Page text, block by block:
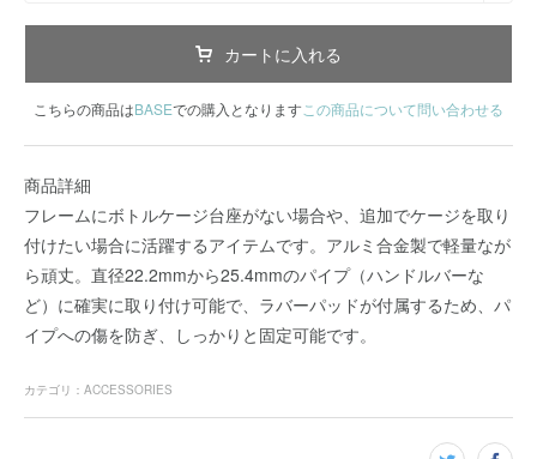
カートに入れる
こちらの商品はBASEでの購入となりますこの商品について問い合わせる
商品詳細
フレームにボトルケージ台座がない場合や、追加でケージを取り
付けたい場合に活躍するアイテムです。アルミ合金製で軽量なが
ら頑丈。直径22.2mmから25.4mmのパイプ（ハンドルバーな
ど）に確実に取り付け可能で、ラバーパッドが付属するため、パ
イプへの傷を防ぎ、しっかりと固定可能です。
カテゴリ ： ACCESSORIES